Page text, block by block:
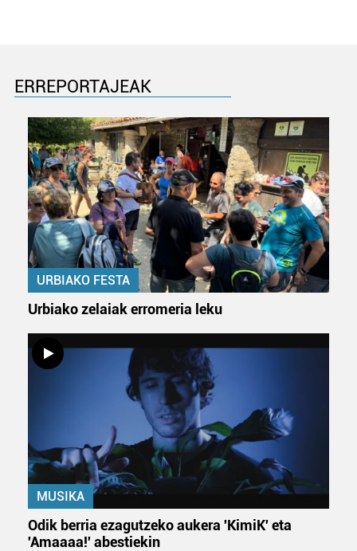
Webgune honek cookie propioak eta hirugarrenen cookie-
zerbitzuak hobetzeko asmoz, cookie teknologiaz
baliatzen gara. Ohar hau onartuz gero, teknologia hori
erabiltzeko baimen esplizitua ematen diguzu.Gehiago
irakurri
ERREPORTAJEAK
URBIAKO FESTA
Urbiako zelaiak erromeria leku
MUSIKA
Odik berria ezagutzeko aukera 'KimiK' eta
'Amaaaa!' abestiekin